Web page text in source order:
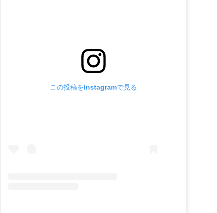
この投稿をInstagramで見る